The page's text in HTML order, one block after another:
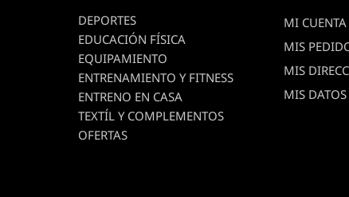
DEPORTES
EDUCACIÓN FÍSICA
EQUIPAMIENTO
ENTRENAMIENTO Y FITNESS
ENTRENO EN CASA
TEXTÍL Y COMPLEMENTOS
OFERTAS
MI CUENTA
MIS
MIS
MIS DATOS